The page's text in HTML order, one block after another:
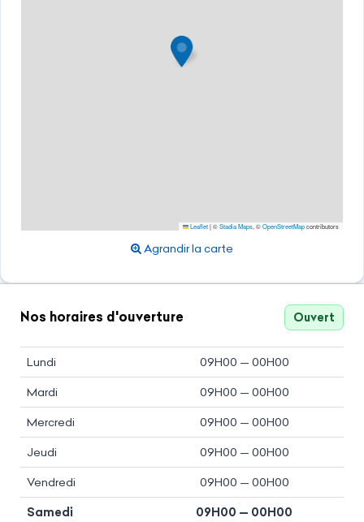
Leaflet|©Stadia Maps , ©OpenStreetMapcontributors
Agrandir la carte
Nos horaires d'ouverture Ouvert
Lundi 09H00 — 00H00
Mardi 09H00 — 00H00
Mercredi 09H00 — 00H00
Jeudi 09H00 — 00H00
Vendredi 09H00 — 00H00
Samedi 09H00 — 00H00